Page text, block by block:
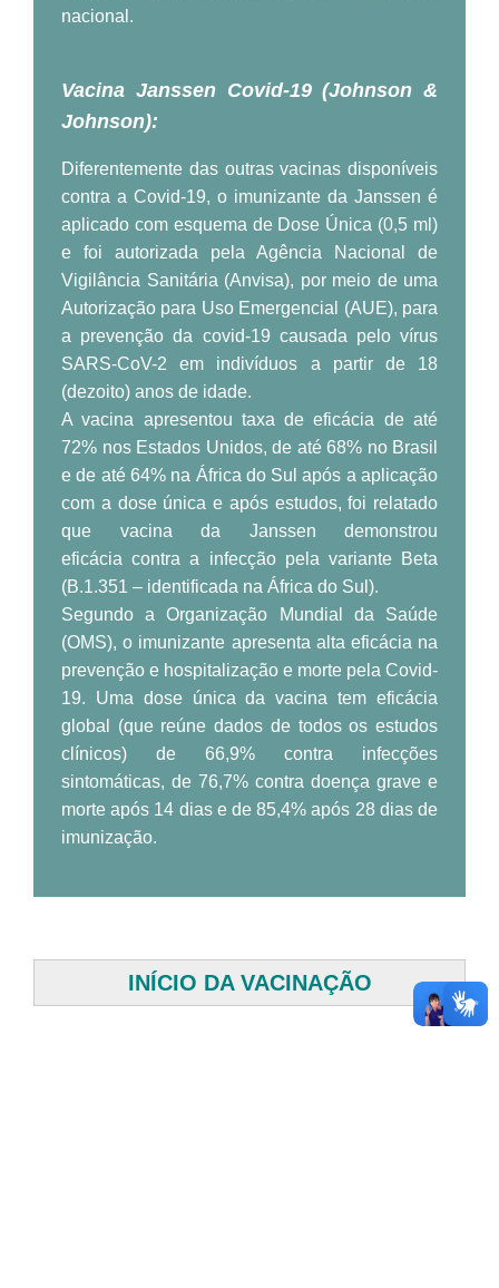
nacional.
Vacina Janssen Covid-19 (Johnson &
Johnson):
Diferentemente das outras vacinas disponíveis
contra a Covid-19, o imunizante da Janssen é
aplicado com esquema de Dose Única (0,5 ml)
e foi autorizada pela Agência Nacional de
Vigilância Sanitária (Anvisa), por meio de uma
Autorização para Uso Emergencial (AUE), para
a prevenção da covid-19 causada pelo vírus
SARS-CoV-2 em indivíduos a partir de 18
(dezoito) anos de idade.
A vacina apresentou taxa de eficácia de até
72% nos Estados Unidos, de até 68% no Brasil
e de até 64% na África do Sul após a aplicação
com a dose única e após estudos, foi relatado
que vacina da Janssen demonstrou
eficácia contra a infecção pela variante Beta
(B.1.351 – identificada na África do Sul).
Segundo a Organização Mundial da Saúde
(OMS), o imunizante apresenta alta eficácia na
prevenção e hospitalização e morte pela Covid-
19. Uma dose única da vacina tem eficácia
global (que reúne dados de todos os estudos
clínicos) de 66,9% contra infecções
sintomáticas, de 76,7% contra doença grave e
morte após 14 dias e de 85,4% após 28 dias de
imunização.
INÍCIO DA VACINAÇÃO